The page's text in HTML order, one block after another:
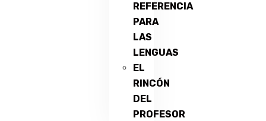
REFERENCIA
PARA
LAS
LENGUAS
EL
RINCÓN
DEL
PROFESOR